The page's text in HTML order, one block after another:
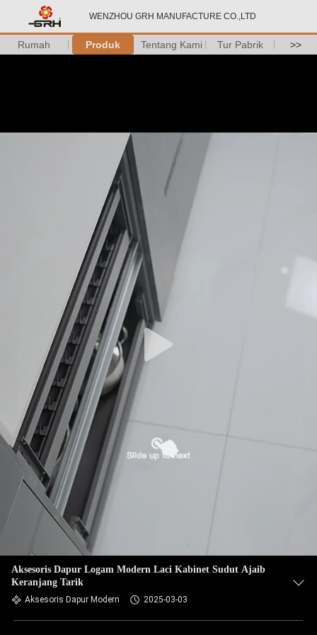
WENZHOU GRH MANUFACTURE CO.,LTD
Rumah Produk Tentang Kami Tur Pabrik >>
Aksesoris Dapur Logam Modern Laci Kabinet Sudut Ajaib
Keranjang Tarik
Aksesoris Dapur Modern 2025-03-03